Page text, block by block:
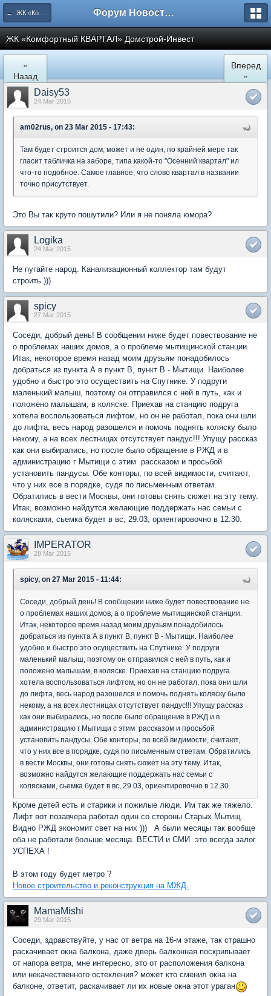
← ЖК «Комфортный КВАРТАЛ» Форум Новостройки
ЖК «Комфортный КВАРТАЛ» Домстрой-Инвест
«
Назад
Вперед
»
Daisy53
24 Mar 2015
am02rus, on 23 Mar 2015 - 17:43:
Там будет строится дом, может и не один, по крайней мере так
гласит табличка на заборе, типа какой-то "Осенний квартал" ил
что-то подобное. Самое главное, что слово квартал в названии
точно присутствует.
Это Вы так круто пошутили? Или я не поняла юмора?
Logika
24 Mar 2015
Не пугайте народ. Канализационный коллектор там будут
строить.)))
spicy
27 Mar 2015
Соседи, добрый день! В сообщении ниже будет повествование не
о проблемах наших домов, а о проблеме мытищинской станции.
Итак, некоторое время назад моим друзьям понадобилось
добраться из пункта А в пункт В, пункт В - Мытищи. Наиболее
удобно и быстро это осуществить на Спутнике. У подруги
маленький малыш, поэтому он отправился с ней в путь, как и
положено малышам, в коляске. Приехав на станцию подруга
хотела воспользоваться лифтом, но он не работал, пока они шли
до лифта, весь народ разошелся и помочь поднять коляску было
некому, а на всех лестницах отсутствует пандус!!! Упущу рассказ
как они выбирались, но после было обращение в РЖД и в
администрацию г Мытищи с этим рассказом и просьбой
установить пандусы. Обе конторы, по всей видимости, считают,
что у них все в порядке, судя по письменным ответам.
Обратились в вести Москвы, они готовы снять сюжет на эту тему.
Итак, возможно найдутся желающие поддержать нас семьи с
колясками, сьемка будет в вс, 29.03, ориентировочно в 12.30.
IMPERATOR
28 Mar 2015
spicy, on 27 Mar 2015 - 11:44:
Соседи, добрый день! В сообщении ниже будет повествование не
о проблемах наших домов, а о проблеме мытищинской станции.
Итак, некоторое время назад моим друзьям понадобилось
добраться из пункта А в пункт В, пункт В - Мытищи. Наиболее
удобно и быстро это осуществить на Спутнике. У подруги
маленький малыш, поэтому он отправился с ней в путь, как и
положено малышам, в коляске. Приехав на станцию подруга
хотела воспользоваться лифтом, но он не работал, пока они шли
до лифта, весь народ разошелся и помочь поднять коляску было
некому, а на всех лестницах отсутствует пандус!!! Упущу рассказ
как они выбирались, но после было обращение в РЖД и в
администрацию г Мытищи с этим рассказом и просьбой
установить пандусы. Обе конторы, по всей видимости, считают,
что у них все в порядке, судя по письменным ответам. Обратились
в вести Москвы, они готовы снять сюжет на эту тему. Итак,
возможно найдутся желающие поддержать нас семьи с
колясками, сьемка будет в вс, 29.03, ориентировочно в 12.30.
Кроме детей есть и старики и пожилые люди. Им так же тяжело.
Лифт вот позавчера работал один со стороны Старых Мытищ.
Видно РЖД экономит свет на них ))) А были месяцы так вообще
оба не работали больше месяца. ВЕСТИ и СМИ это всегда залог
УСПЕХА !
В этом году будет метро ?
Новое строительство и реконструкция на МЖД.
MamaMishi
29 Mar 2015
Соседи, здравствуйте, у нас от ветра на 16-м этаже, так страшно
раскачивает окна балкона, даже дверь балконная поскрипывает
от напора ветра, мне интересно, это от расположения балкона
или некачественного остекления? может кто сменил окна на
балконе, ответит, раскачивает ли их новые окна этот ураган